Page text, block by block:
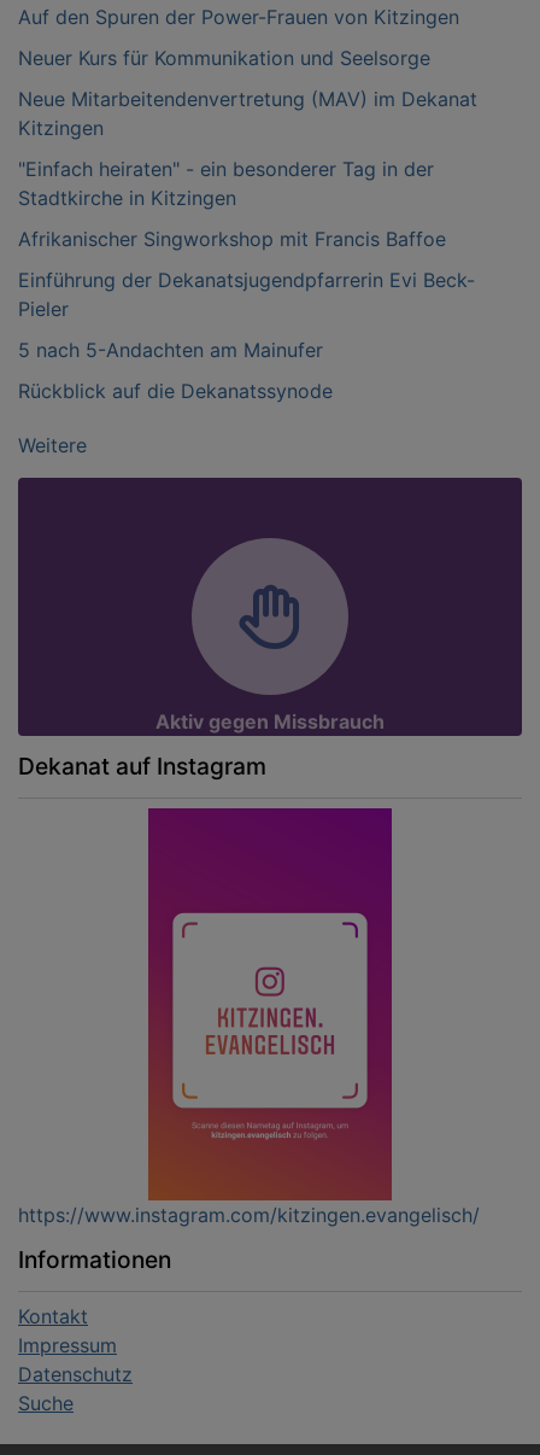
Auf den Spuren der Power-Frauen von Kitzingen
Neuer Kurs für Kommunikation und Seelsorge
Neue Mitarbeitendenvertretung (MAV) im Dekanat
Kitzingen
"Einfach heiraten" - ein besonderer Tag in der
Stadtkirche in Kitzingen
Afrikanischer Singworkshop mit Francis Baffoe
Einführung der Dekanatsjugendpfarrerin Evi Beck-
Pieler
5 nach 5-Andachten am Mainufer
Rückblick auf die Dekanatssynode
Weitere
Aktiv gegen Missbrauch
Dekanat auf Instagram
https://www.instagram.com/kitzingen.evangelisch/
Informationen
Kontakt
Impressum
Datenschutz
Suche